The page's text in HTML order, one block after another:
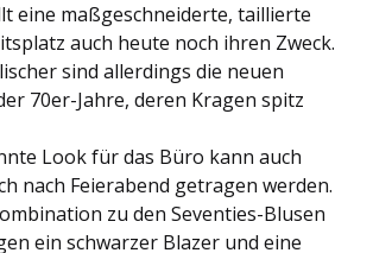
eine maßgeschneiderte, taillierte
auch heute noch ihren Zweck.
sind allerdings die neuen
70er-Jahre, deren Kragen spitz
Look für das Büro kann auch
nach Feierabend getragen werden.
zu den Seventies-Blusen
ein schwarzer Blazer und eine